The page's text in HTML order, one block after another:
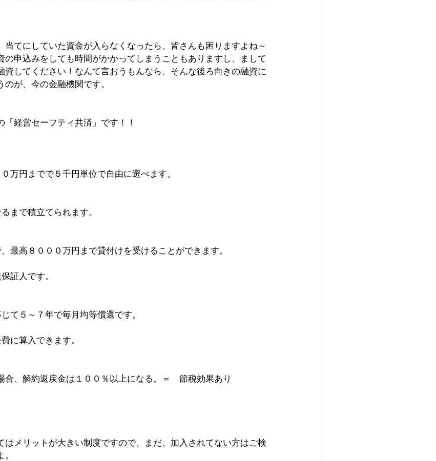
当てにしていた資金が入らなくなったら、皆さんも困りますよね～
の申込みをしても時間がかかってしまうこともありますし、まして
資してください！なんて言おうもんなら、そんな後ろ向きの融資に
が、今の金融機関です。
経営セーフティ共済」です！！
万円までで５千円単位で自由に選べます。
まで積立てられます。
最高８０００万円まで貸付けを受けることができます。
証人です。
て５～７年で毎月均等償還です。
に算入できます。
合、解約返戻金は１００％以上になる。＝　節税効果あり
はメリットが大きい制度ですので、まだ、加入されてない方はご検